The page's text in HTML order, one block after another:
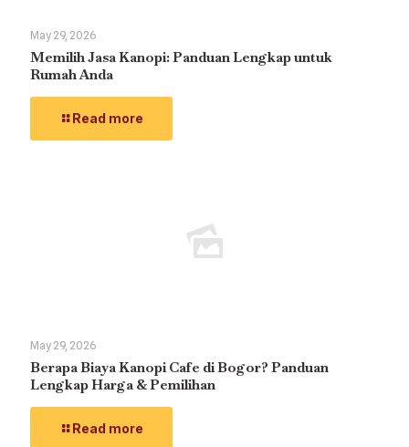
May 29, 2026
Memilih Jasa Kanopi: Panduan Lengkap untuk
Rumah Anda
Read more
May 29, 2026
Berapa Biaya Kanopi Cafe di Bogor? Panduan
Lengkap Harga & Pemilihan
Read more